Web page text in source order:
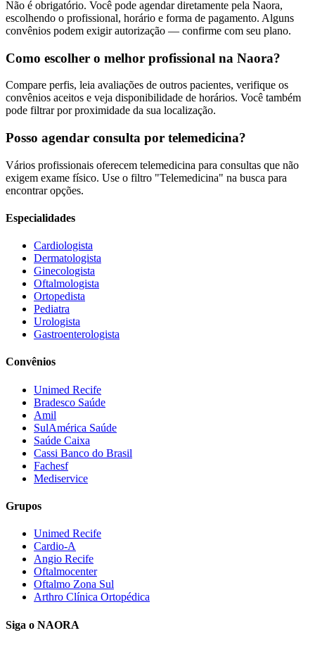
Não é obrigatório. Você pode agendar diretamente pela Naora,
escolhendo o profissional, horário e forma de pagamento. Alguns
convênios podem exigir autorização — confirme com seu plano.
Como escolher o melhor profissional na Naora?
Compare perfis, leia avaliações de outros pacientes, verifique os
convênios aceitos e veja disponibilidade de horários. Você também
pode filtrar por proximidade da sua localização.
Posso agendar consulta por telemedicina?
Vários profissionais oferecem telemedicina para consultas que não
exigem exame físico. Use o filtro "Telemedicina" na busca para
encontrar opções.
Especialidades
Cardiologista
Dermatologista
Ginecologista
Oftalmologista
Ortopedista
Pediatra
Urologista
Gastroenterologista
Convênios
Unimed Recife
Bradesco Saúde
Amil
SulAmérica Saúde
Saúde Caixa
Cassi Banco do Brasil
Fachesf
Mediservice
Grupos
Unimed Recife
Cardio-A
Angio Recife
Oftalmocenter
Oftalmo Zona Sul
Arthro Clínica Ortopédica
Siga o NAORA